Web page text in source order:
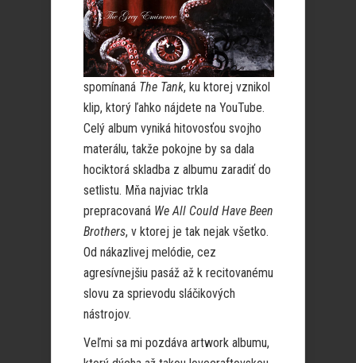
spomínaná The Tank, ku ktorej vznikol
klip, ktorý ľahko nájdete na YouTube.
Celý album vyniká hitovosťou svojho
materálu, takže pokojne by sa dala
hociktorá skladba z albumu zaradiť do
setlistu. Mňa najviac trkla
prepracovaná We All Could Have Been
Brothers, v ktorej je tak nejak všetko.
Od nákazlivej melódie, cez
agresívnejšiu pasáž až k recitovanému
slovu za sprievodu sláčikových
nástrojov.
Veľmi sa mi pozdáva artwork albumu,